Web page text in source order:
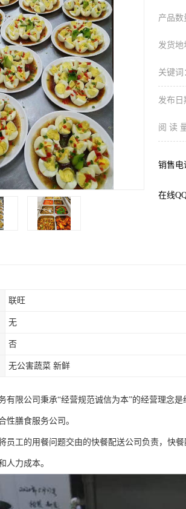
产品数
发货地
关键词
发布日
阅 读
销售电
在线QQ
联旺
无
否
无公害蔬菜 新鲜
有限公司秉承“经营规范诚信为本”的经营理念
性膳食服务公司。
员工的用餐问题交由的快餐配送公司负责，快
人力成本。